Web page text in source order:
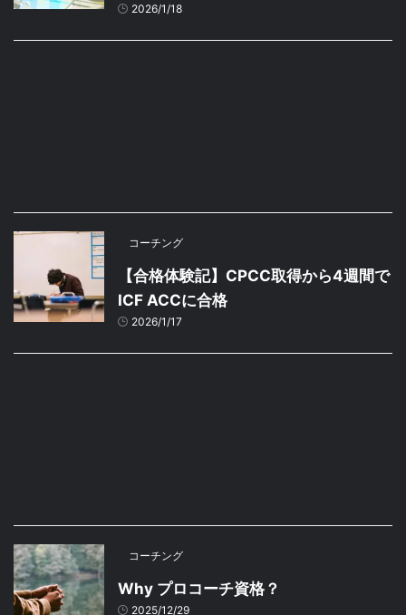
2026/1/18
コーチング
【合格体験記】CPCC取得から4週間で
ICF ACCに合格
2026/1/17
コーチング
Why プロコーチ資格？
2025/12/29